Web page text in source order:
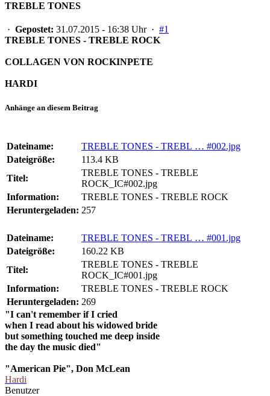
TREBLE TONES
· Gepostet: 31.07.2015 - 16:38 Uhr · #1
TREBLE TONES - TREBLE ROCK
COLLAGEN VON ROCKINPETE
HARDI
Anhänge an diesem Beitrag
Dateiname:
TREBLE TONES - TREBL … #002.jpg
Dateigröße:
113.4 KB
Titel:
TREBLE TONES - TREBLE
ROCK_IC#002.jpg
Information:
TREBLE TONES - TREBLE ROCK
Heruntergeladen: 257
Dateiname:
TREBLE TONES - TREBL … #001.jpg
Dateigröße:
160.22 KB
Titel:
TREBLE TONES - TREBLE
ROCK_IC#001.jpg
Information:
TREBLE TONES - TREBLE ROCK
Heruntergeladen: 269
"I can't remember if I cried
when I read about his widowed bride
but something touched me deep inside
the day the music died"
"American Pie", Don McLean
Hardi
Benutzer